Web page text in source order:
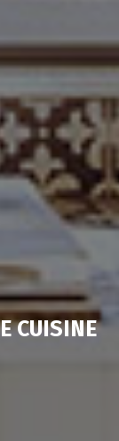
CUISINE